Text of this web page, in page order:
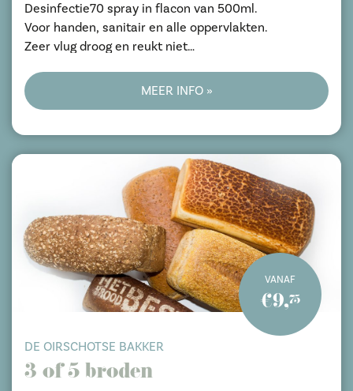
Desinfectie70 spray in flacon van 500ml.
Voor handen, sanitair en alle oppervlakten.
Zeer vlug droog en reukt niet
Grote voorraad, per/stuk of per doos of dozen.
MEER INFO »
VANAF
€9,75
DE OIRSCHOTSE BAKKER
3 of 5 broden